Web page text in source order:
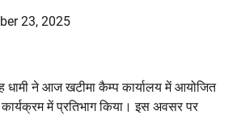
23, 2025
धामी ने आज खटीमा कैम्प कार्यालय में आयोजित
में प्रतिभाग किया। इस अवसर पर